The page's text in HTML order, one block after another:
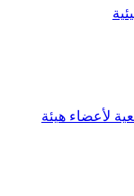
لأعضاء هيئة